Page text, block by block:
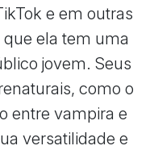
e em outras
ela tem uma
jovem. Seus
como o
entre vampira e
versatilidade e